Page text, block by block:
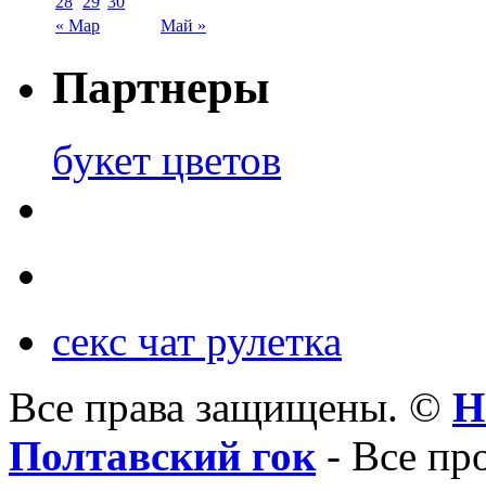
« Мар Май »
Партнеры
букет цветов
секс чат рулетка
Все права защищены. ©
Полтавский гок - Все